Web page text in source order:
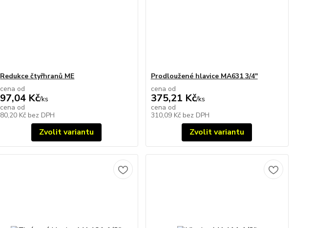
Redukce čtyřhranů ME
cena od
97,04 Kč/ks
cena od
80,20 Kč bez DPH
Zvolit variantu
Prodloužené hlavice MA631 3/4"
cena od
375,21 Kč/ks
cena od
310,09 Kč bez DPH
Zvolit variantu